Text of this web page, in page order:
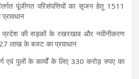
पूंजीगत परिसंपत्तियों का सृजन हेतु 1511
प्रदेश की सड़कों के रखरखाव और नवीनीकरण
लाख के बजट का प्रवाधान
एवं पुलों के कार्यों के लिए 330 करोड़ रुपए का